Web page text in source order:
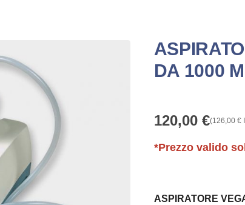
DA 1000
120,00 €(126,00 €
*Prezzo valido
ASPIRATORE